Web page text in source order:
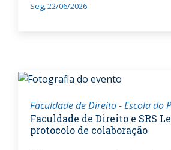
Seg, 22/06/2026
Faculdade de Direito - Escola do
Faculdade de Direito e SRS
protocolo de colaboração